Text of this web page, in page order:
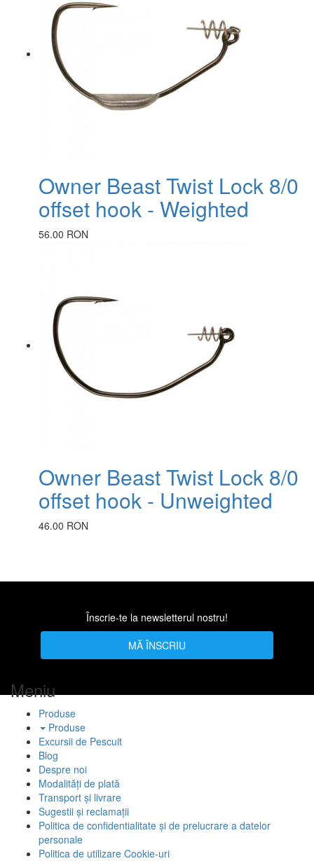
Owner Beast Twist Lock 8/0
offset hook - Weighted
56.00 RON
Owner Beast Twist Lock 8/0
offset hook - Unweighted
46.00 RON
Înscrie-te la newsletterul nostru!
MĂ ÎNSCRIU
Meniu
Produse
Produse
Excursii de Pescuit
Blog
Despre noi
Modalități de plată
Transport și livrare
Sugestii și reclamații
Politica de confidentialitate și de prelucrare a datelor
personale
Politica de utilizare Cookie-uri